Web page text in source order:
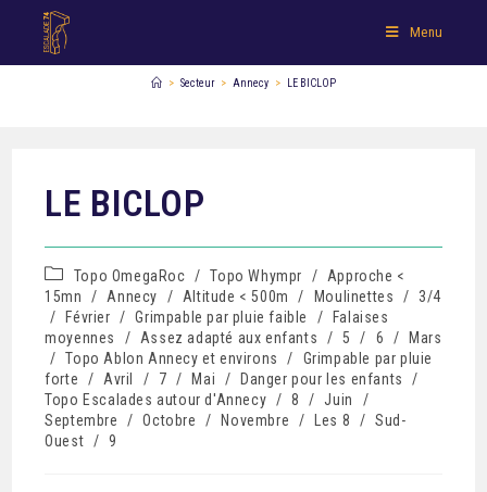
Menu
> Secteur > Annecy > LE BICLOP
LE BICLOP
Topo OmegaRoc / Topo Whympr /
Approche <
15mn
/ Annecy / Altitude < 500m / Moulinettes / 3/4
/
Février / Grimpable par pluie faible /
Falaises
moyennes
/ Assez adapté aux enfants / 5 / 6 /
Mars
/ Topo Ablon Annecy et environs /
Grimpable par pluie
forte
/ Avril / 7 / Mai / Danger pour les enfants
/
Topo Escalades autour d'Annecy / 8 / Juin
/
Septembre
/ Octobre / Novembre / Les 8 / Sud-
Ouest / 9